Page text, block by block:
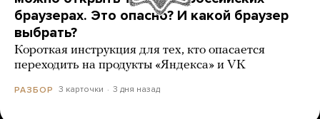
браузерах. Это опасно? И какой браузер
выбрать?
Короткая инструкция для тех, кто опасается
переходить на продукты «Яндекса» и VK
РАЗБОР 3 карточки 3 дня назад